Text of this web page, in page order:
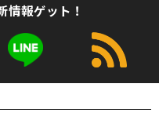
情報ゲット！